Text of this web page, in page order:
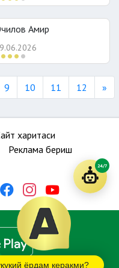
Амир
9 10 11 12 »
харитаси
Реклама бериш
ёрдам керакми?
24/7